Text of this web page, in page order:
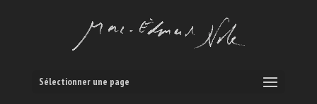
Sélectionner une page